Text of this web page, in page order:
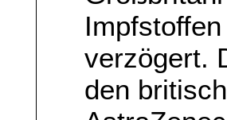
verzögert.
den